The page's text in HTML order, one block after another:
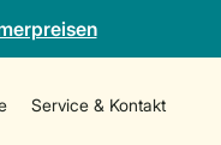
Service & Kontakt